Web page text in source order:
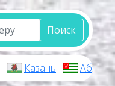
Поиск
Казань